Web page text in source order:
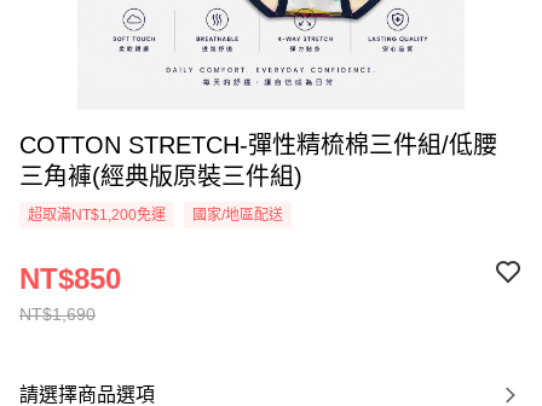
COTTON STRETCH-彈性精梳棉三件組/低腰
三角褲(經典版原裝三件組)
超取滿NT$1,200免運 國家/地區配送
NT$1,690
NT$850
請選擇商品選項